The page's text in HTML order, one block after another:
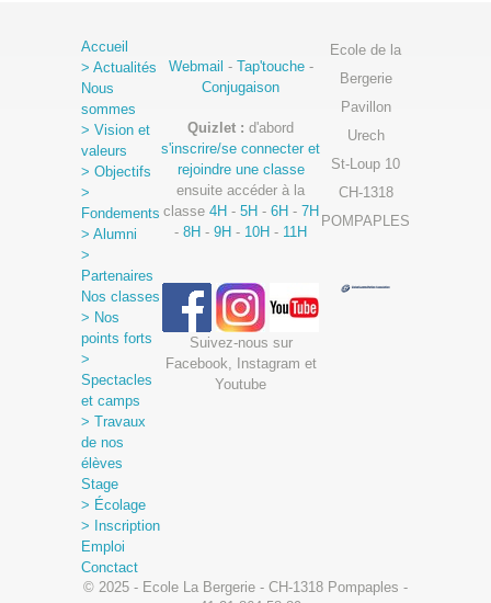
Accueil
> Actualités
Nous
sommes
> Vision et
valeurs
> Objectifs
>
Fondements
> Alumni
>
Partenaires
Nos classes
> Nos
points forts
>
Spectacles
et camps
> Travaux
de nos
élèves
Stage
> Écolage
> Inscription
Emploi
Conctact
Webmail - Tap'touche-
Conjugaison
Quizlet : d'abord
s'inscrire/se connecter et
rejoindre une classe
ensuite accéder à la
classe 4H - 5H - 6H - 7H
- 8H - 9H - 10H - 11H
Suivez-nous sur
Facebook, Instagram et
Youtube
Ecole de la
Bergerie
Pavillon
Urech
St-Loup 10
CH-1318
POMPAPLES
© 2025 - Ecole La Bergerie - CH-1318 Pompaples -